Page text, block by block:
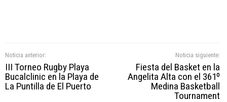
Noticia anterior:
III Torneo Rugby Playa
Bucalclinic en la Playa de
La Puntilla de El Puerto
Noticia siguiente:
Fiesta del Basket en la
Angelita Alta con el 361º
Medina Basketball
Tournament